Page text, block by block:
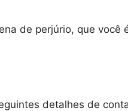
de perjúrio, que você
detalhes de